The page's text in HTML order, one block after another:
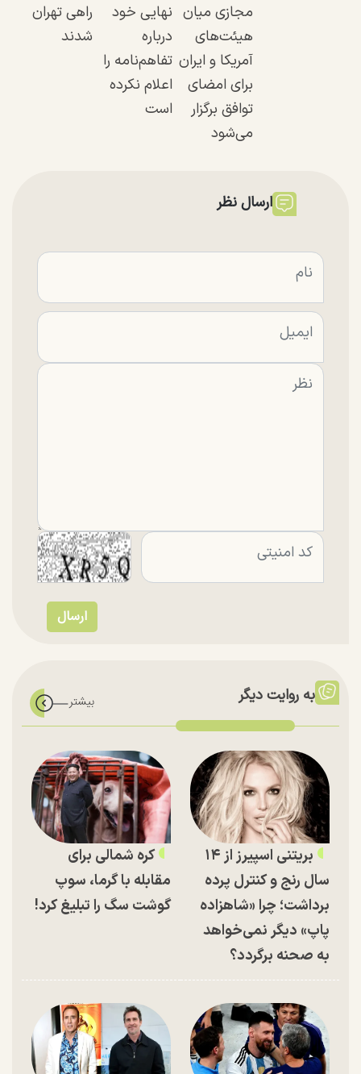
مجازی میان
هیئت‌های
آمریکا و ایران
برای امضای
توافق برگزار
می‌شود
نهایی خود
درباره
تفاهم‌نامه را
اعلام نکرده
است
راهی تهران
شدند
ارسال نظر
به روایت دیگر
بریتنی اسپیرز از ۱۴
سال رنج و کنترل پرده
برداشت؛ چرا «شاهزاده
پاپ» دیگر نمی‌خواهد
به صحنه برگردد؟
کره شمالی برای
مقابله با گرما، سوپ
گوشت سگ را تبلیغ کرد!